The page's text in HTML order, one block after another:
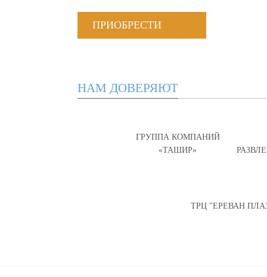
ПРИОБРЕСТИ
НАМ ДОВЕРЯЮТ
ГРУППА КОМПАНИЙ
«ТАШИР»
ТРЦ "ЕРЕВАН